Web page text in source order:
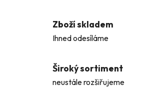
Zboží skladem
Ihned odesíláme
Široký sortiment
neustále rozšiřujeme